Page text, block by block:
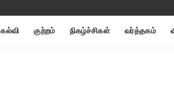
கல்வி குற்றம் நிகழ்ச்சிகள் வர்த்தகம்